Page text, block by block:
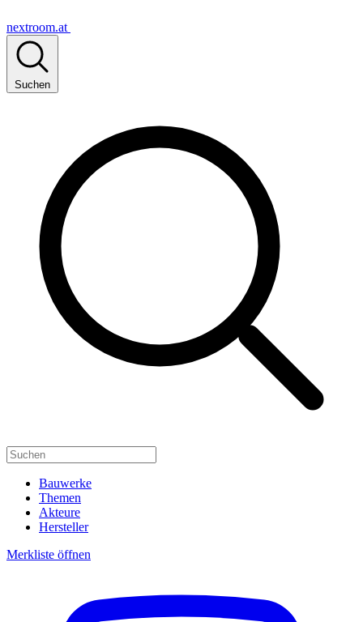
nextroom.at
Suchen
Bauwerke
Themen
Akteure
Hersteller
Merkliste öffnen